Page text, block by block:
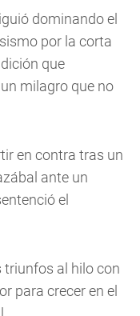
dominando el
por la corta
que
milagro que no
en contra tras un
ante un
el
triunfos al hilo con
para crecer en el